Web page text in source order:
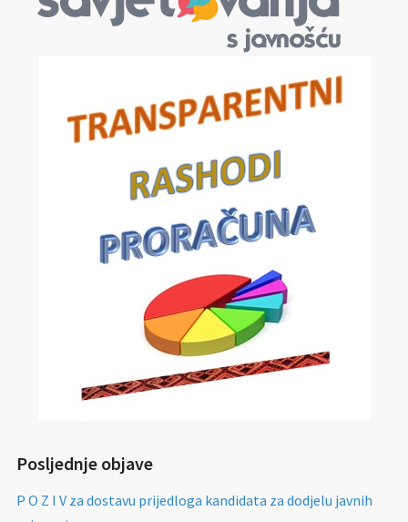
Posljednje objave
P O Z I V za dostavu prijedloga kandidata za dodjelu javnih